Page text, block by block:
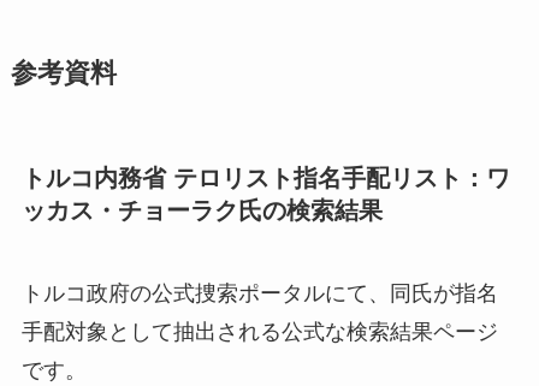
参考資料
トルコ内務省 テロリスト指名手配リスト：ワ
ッカス・チョーラク氏の検索結果
トルコ政府の公式捜索ポータルにて、同氏が指名
手配対象として抽出される公式な検索結果ページ
です。